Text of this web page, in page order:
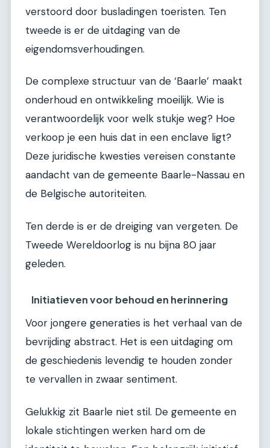
verstoord door busladingen toeristen. Ten
tweede is er de uitdaging van de
eigendomsverhoudingen.
De complexe structuur van de ‘Baarle’ maakt
onderhoud en ontwikkeling moeilijk. Wie is
verantwoordelijk voor welk stukje weg? Hoe
verkoop je een huis dat in een enclave ligt?
Deze juridische kwesties vereisen constante
aandacht van de gemeente Baarle-Nassau en
de Belgische autoriteiten.
Ten derde is er de dreiging van vergeten. De
Tweede Wereldoorlog is nu bijna 80 jaar
geleden.
Initiatieven voor behoud en herinnering
Voor jongere generaties is het verhaal van de
bevrijding abstract. Het is een uitdaging om
de geschiedenis levendig te houden zonder
te vervallen in zwaar sentiment.
Gelukkig zit Baarle niet stil. De gemeente en
lokale stichtingen werken hard om de